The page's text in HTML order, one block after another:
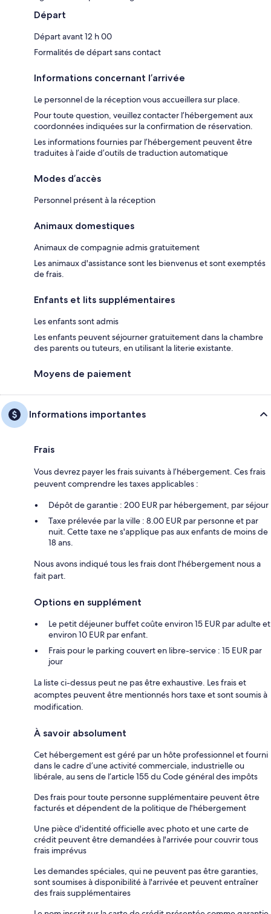
Départ
Départ avant 12 h 00
Formalités de départ sans contact
Informations concernant l’arrivée
Le personnel de la réception vous accueillera sur place.
Pour toute question, veuillez contacter l’hébergement aux
coordonnées indiquées sur la confirmation de réservation.
Les informations fournies par l’hébergement peuvent être
traduites à l’aide d’outils de traduction automatique
Modes d’accès
Personnel présent à la réception
Animaux domestiques
Animaux de compagnie admis gratuitement
Les animaux d'assistance sont les bienvenus et sont exemptés
de frais.
Enfants et lits supplémentaires
Les enfants sont admis
Les enfants peuvent séjourner gratuitement dans la chambre
des parents ou tuteurs, en utilisant la literie existante.
Moyens de paiement
Informations importantes
Frais
Vous devrez payer les frais suivants à l’hébergement. Ces frais
peuvent comprendre les taxes applicables :
Dépôt de garantie : 200 EUR par hébergement, par séjour
Taxe prélevée par la ville : 8.00 EUR par personne et par
nuit. Cette taxe ne s'applique pas aux enfants de moins de
18 ans.
Nous avons indiqué tous les frais dont l'hébergement nous a
fait part.
Options en supplément
Le petit déjeuner buffet coûte environ 15 EUR par adulte et
environ 10 EUR par enfant.
Frais pour le parking couvert en libre-service : 15 EUR par
jour
La liste ci-dessus peut ne pas être exhaustive. Les frais et
acomptes peuvent être mentionnés hors taxe et sont soumis à
modification.
À savoir absolument
Cet hébergement est géré par un hôte professionnel et fourni
dans le cadre d’une activité commerciale, industrielle ou
libérale, au sens de l’article 155 du Code général des impôts
Des frais pour toute personne supplémentaire peuvent être
facturés et dépendent de la politique de l'hébergement
Une pièce d'identité officielle avec photo et une carte de
crédit peuvent être demandées à l'arrivée pour couvrir tous
frais imprévus
Les demandes spéciales, qui ne peuvent pas être garanties,
sont soumises à disponibilité à l'arrivée et peuvent entraîner
des frais supplémentaires